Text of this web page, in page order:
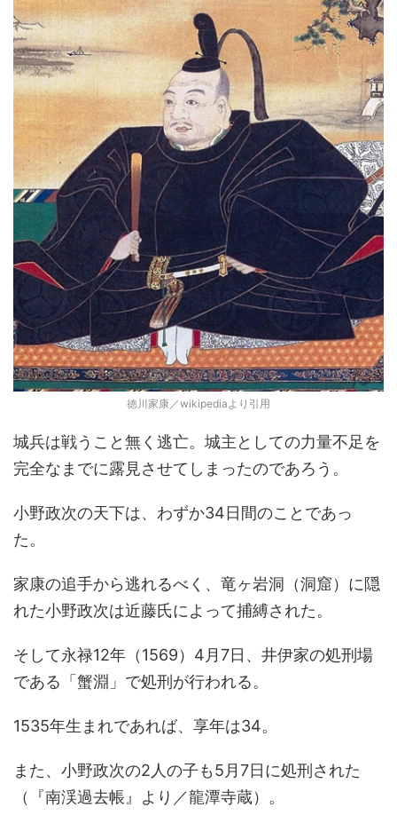
徳川家康／wikipediaより引用
城兵は戦うこと無く逃亡。城主としての力量不足を
完全なまでに露見させてしまったのであろう。
小野政次の天下は、わずか34日間のことであっ
た。
家康の追手から逃れるべく、竜ヶ岩洞（洞窟）に隠
れた小野政次は近藤氏によって捕縛された。
そして永禄12年（1569）4月7日、井伊家の処刑場
である「蟹淵」で処刑が行われる。
1535年生まれであれば、享年は34。
また、小野政次の2人の子も5月7日に処刑された
（『南渓過去帳』より／龍潭寺蔵）。